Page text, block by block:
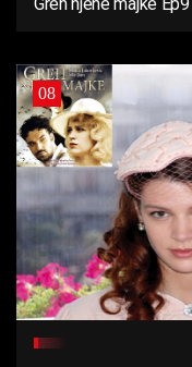
08